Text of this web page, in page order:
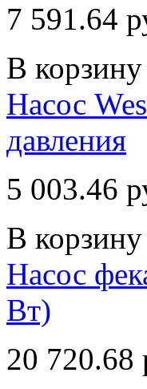
7 591.64
В корзину
Насос
давления
5 003.46
В корзину
Насос
Вт)
20 720.68